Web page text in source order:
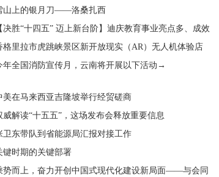
就“甜蜜”增收路
山上的银月刀——洛桑扎西
决胜“十四五” 迈上新台阶】迪庆教育事业亮点多、成效
——培根铸魂育桃李
格里拉市虎跳峡景区新开放现实（AR）无人机体验店
年全国消防宣传月，云南将开展以下活动→
美在马来西亚吉隆坡举行经贸磋商
威解读“十五五”，这场发布会释放重要信息
卫东带队到省能源局汇报对接工作
键时期的关键部署
势而上，奋力开创中国式现代化建设新局面——与会同